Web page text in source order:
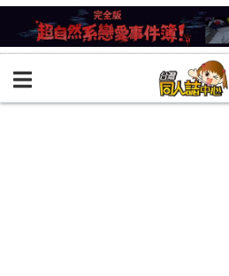
BOOKY書集倉庫